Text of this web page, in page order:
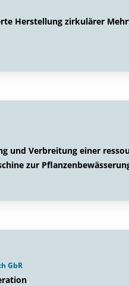
Herstellung zirkulärer
und Verbreitung einer
zur
GbR